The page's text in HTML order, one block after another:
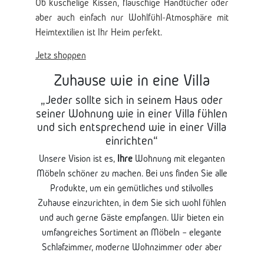
Ob kuschelige Kissen, flauschige Handtücher oder
aber auch einfach nur Wohlfühl-Atmosphäre mit
Heimtextilien ist Ihr Heim perfekt.
Jetz shoppen
Zuhause wie in eine Villa
„Jeder sollte sich in seinem Haus oder
seiner Wohnung wie in einer Villa fühlen
und sich entsprechend wie in einer Villa
einrichten“
Unsere Vision ist es, Ihre Wohnung mit eleganten
Möbeln schöner zu machen. Bei uns finden Sie alle
Produkte, um ein gemütliches und stilvolles
Zuhause einzurichten, in dem Sie sich wohl fühlen
und auch gerne Gäste empfangen. Wir bieten ein
umfangreiches Sortiment an Möbeln – elegante
Schlafzimmer, moderne Wohnzimmer oder aber